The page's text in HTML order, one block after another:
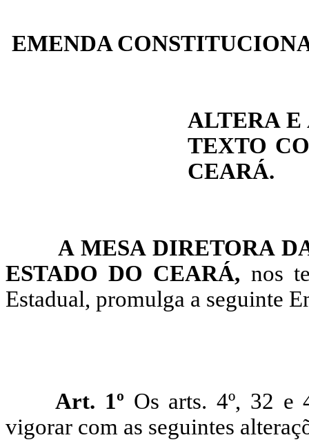
EMENDA
ALTERA E
TEXTO
CEARÁ.
A MESA DIRETORA
ESTADO DO CEARÁ, nos
Estadual, promulga a seguinte
Art. 1º Os arts. 4º, 32 e
vigorar com as seguintes